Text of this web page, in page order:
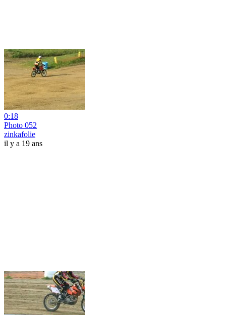
0:18
Photo 052
zinkafolie
il y a 19 ans